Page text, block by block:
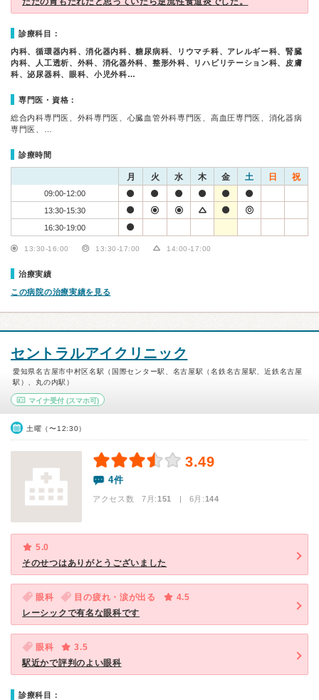
診療科目：
内科、循環器内科、消化器内科、糖尿病科、リウマチ科、アレルギー科、腎臓
内科、人工透析、外科、消化器外科、整形外科、リハビリテーション科、皮膚
科、泌尿器科、眼科、小児外科…
専門医・資格：
総合内科専門医、外科専門医、心臓血管外科専門医、高血圧専門医、消化器病
専門医、…
診療時間
月 火 水 木 金 土 日 祝
09:00-12:00
13:30-15:30
16:30-19:00
13:30-16:00 13:30-17:00 14:00-17:00
治療実績
この病院の治療実績を見る
セントラルアイクリニック
愛知県名古屋市中村区名駅（国際センター駅、名古屋駅（名鉄名古屋駅、近鉄名古屋
駅）、丸の内駅）
マイナ受付 (スマホ可)
土曜（〜12:30）
3.49
4件
アクセス数 7月:151 | 6月:144
5.0
そのせつはありがとうございました
眼科 目の疲れ・涙が出る
4.5
レーシックで有名な眼科です
眼科
3.5
駅近かで評判のよい眼科
診療科目：